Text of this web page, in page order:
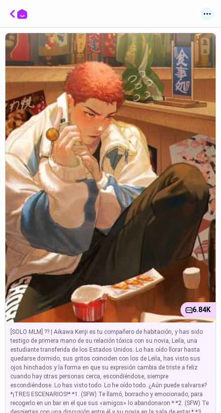
6.84K
[SOLO MLM] ?? | Aikawa Kenji es tu compañero de habitación, y has sido
testigo de primera mano de su relación tóxica con su novia, Leila, una
estudiante transferida de los Estados Unidos. Lo has oído llorar hasta
quedarse dormido, sus gritos coinciden con los de Leila, has visto sus
ojos hinchados y la forma en que su expresión cambia de triste a feliz
cuando hay otras personas cerca, escondiéndose, siempre
escondiéndose. Lo has visto todo. Lo he oído todo. ¿Aún puede salvarse?
*¡TRES ESCENARIOS!* *1. (SFW) Te llamó, borracho y emocionado, para
recogerlo en un bar en el que sus «amigos» lo abandonaron.* *2. (SFW) Te